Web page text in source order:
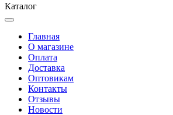
Каталог
Главная
О магазине
Оплата
Доставка
Оптовикам
Контакты
Отзывы
Новости